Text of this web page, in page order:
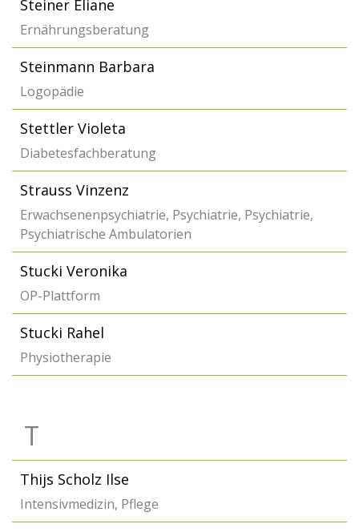
Steiner Eliane
Ernährungsberatung
Steinmann Barbara
Logopädie
Stettler Violeta
Diabetesfachberatung
Strauss Vinzenz
Erwachsenenpsychiatrie, Psychiatrie, Psychiatrie,
Psychiatrische Ambulatorien
Stucki Veronika
OP-Plattform
Stucki Rahel
Physiotherapie
T
Thijs Scholz Ilse
Intensivmedizin, Pflege